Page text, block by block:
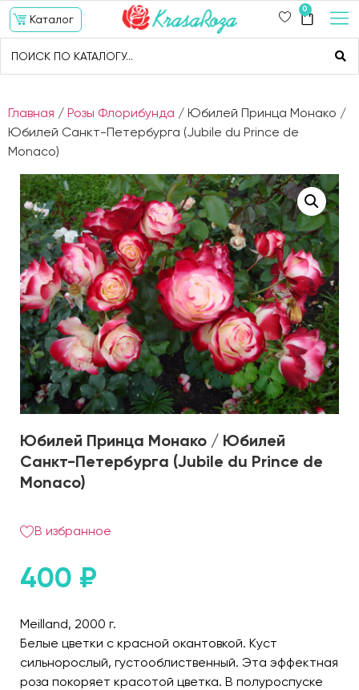
Каталог
0
Главная / Розы Флорибунда / Юбилей Принца Монако /
Юбилей Санкт-Петербурга (Jubile du Prince de
Monaco)
Юбилей Принца Монако / Юбилей
Санкт-Петербурга (Jubile du Prince de
Monaco)
В избранное
400 ₽
Meilland, 2000 г.
Белые цветки с красной окантовкой. Куст
сильнорослый, густооблиственный. Эта эффектная
роза покоряет красотой цветка. В полуроспуске